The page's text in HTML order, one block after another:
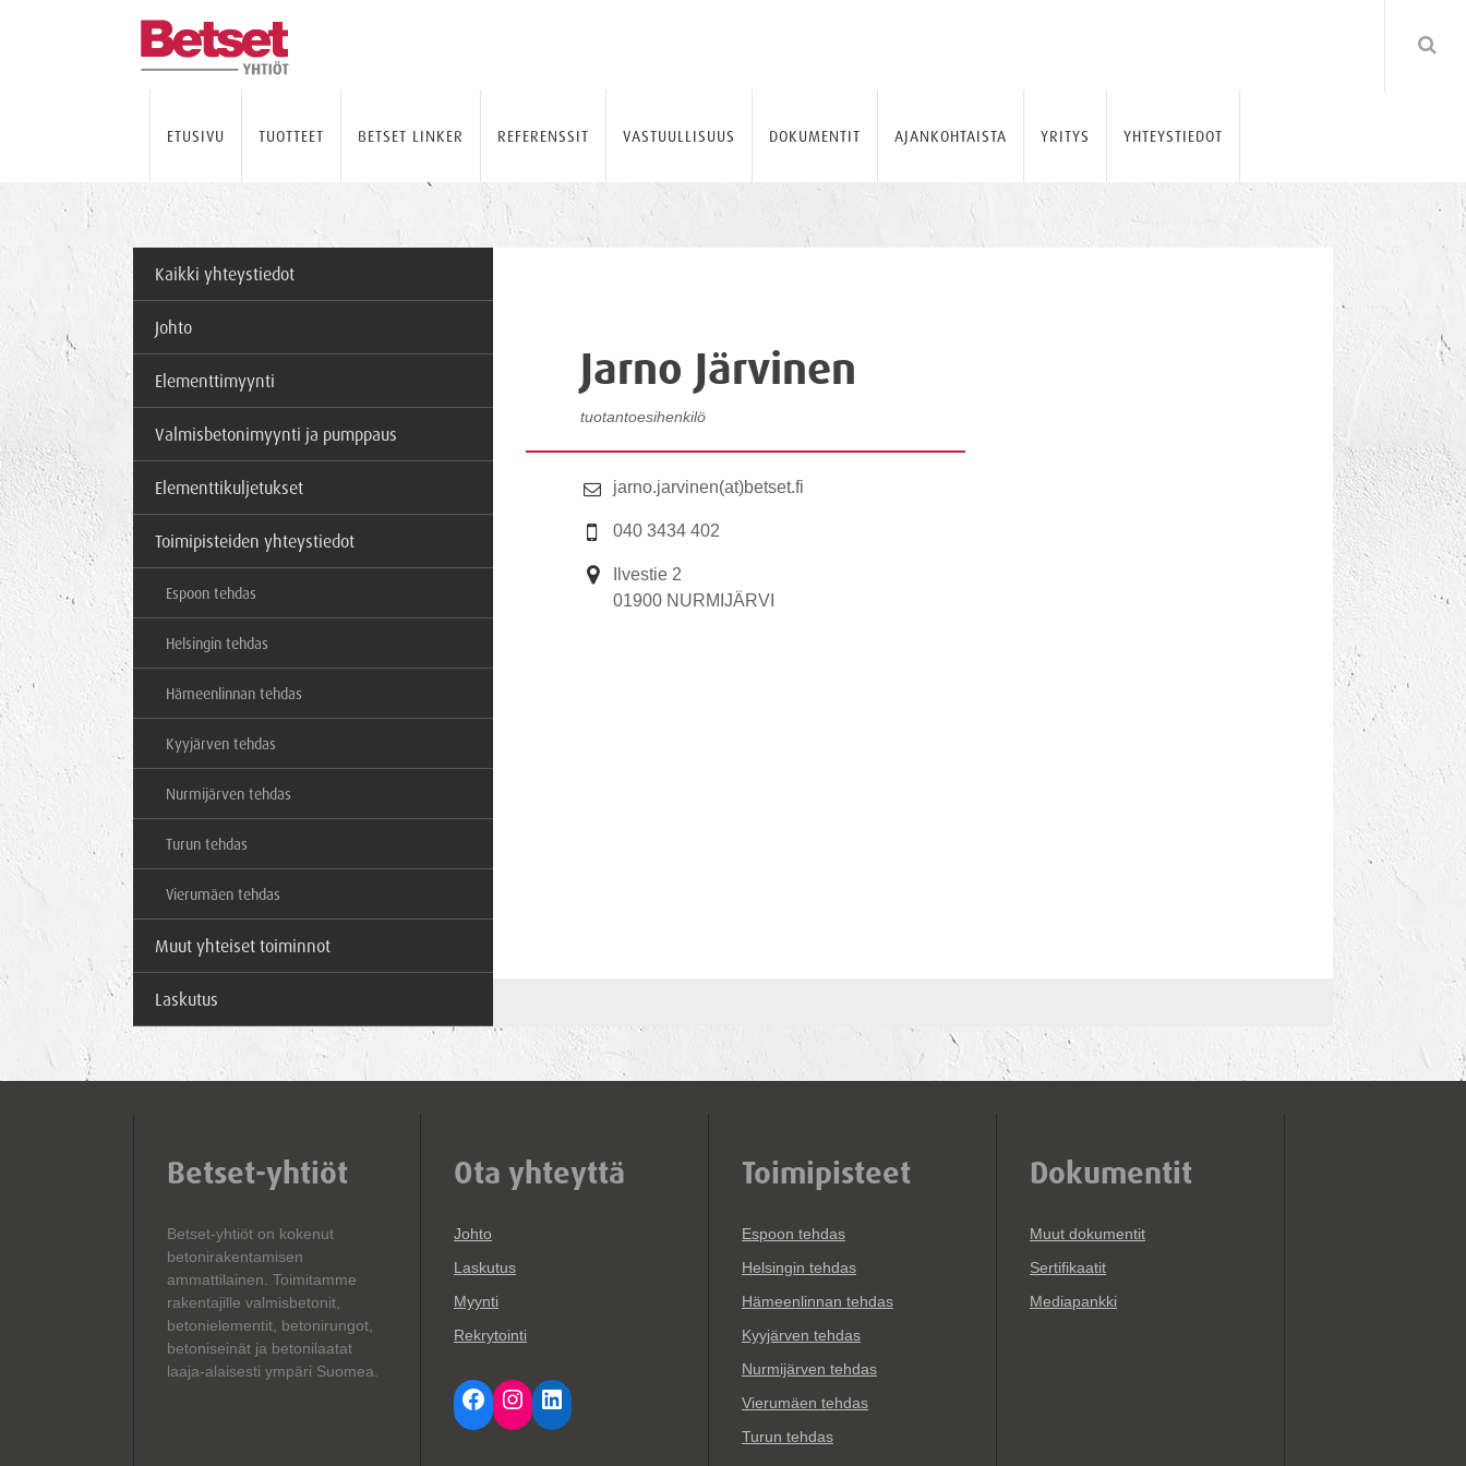
ETUSIVU TUOTTEET BETSET LINKER REFERENSSIT VASTUULLISUUS DOKUMENTIT AJANKOHTAISTA YRITYS YHTEYSTIEDOT
Kaikki yhteystiedot
Johto
Elementtimyynti
Valmisbetonimyynti ja pumppaus
Elementtikuljetukset
Toimipisteiden yhteystiedot
Espoon tehdas
Helsingin tehdas
Hämeenlinnan tehdas
Kyyjärven tehdas
Nurmijärven tehdas
Turun tehdas
Vierumäen tehdas
Muut yhteiset toiminnot
Laskutus
Jarno Järvinen
tuotantoesihenkilö
jarno.jarvinen(at)betset.fi
040 3434 402
Ilvestie 2
01900 NURMIJÄRVI
Betset-yhtiöt
Betset-yhtiöt on kokenut
betonirakentamisen
ammattilainen. Toimitamme
rakentajille valmisbetonit,
betonielementit, betonirungot,
betoniseinät ja betonilaatat
laaja-alaisesti ympäri Suomea.
Ota yhteyttä
Johto
Laskutus
Myynti
Rekrytointi
Facebook
Instagram
LinkedIn
Toimipisteet
Espoon tehdas
Helsingin tehdas
Hämeenlinnan tehdas
Kyyjärven tehdas
Nurmijärven tehdas
Vierumäen tehdas
Turun tehdas
Dokumentit
Muut dokumentit
Sertifikaatit
Mediapankki